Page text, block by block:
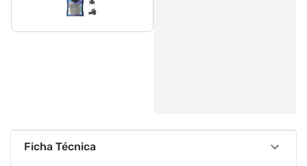
Ficha Técnica